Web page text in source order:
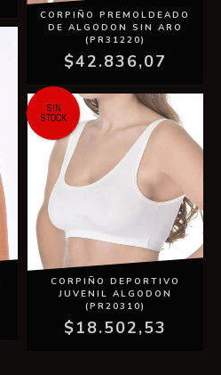
CORPIÑO PREMOLDEADO
DE ALGODON SIN ARO
(PR31220)
$42.836,07
SIN
STOCK
CORPIÑO DEPORTIVO
JUVENIL ALGODON
(PR20310)
$18.502,53